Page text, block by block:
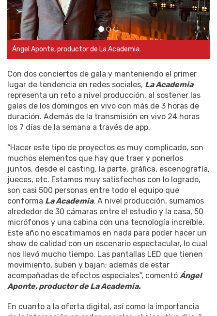
Con dos conciertos de gala y manteniendo el primer
lugar de tendencia en redes sociales, La Academia
representa un reto a nivel producción, al sostener las
galas de los domingos en vivo con más de 3 horas de
duración. Además de la transmisión en vivo 24 horas
los 7 días de la semana a través de app.
“Hacer este tipo de proyectos es muy complicado, son
muchos elementos que hay que traer y ponerlos
juntos, desde el casting, la parte, gráfica, escenografía,
jueces, etc. Estamos muy satisfechos con lo logrado,
son casi 500 personas entre todo el equipo que
conforma La Academia. A nivel producción, sumamos
alrededor de 30 cámaras entre el estudio y la casa, 50
micrófonos y una cabina con una tecnología increíble.
Este año no escatimamos en nada para poder hacer un
show de calidad con un escenario espectacular, lo cual
nos llevó mucho tiempo. Las pantallas LED que tienen
movimiento, suben y bajan; además de estar
acompañadas de efectos especiales”, comentó Ángel
Aponte, productor de La Academia.
En cuanto a la oferta digital, así como la importancia